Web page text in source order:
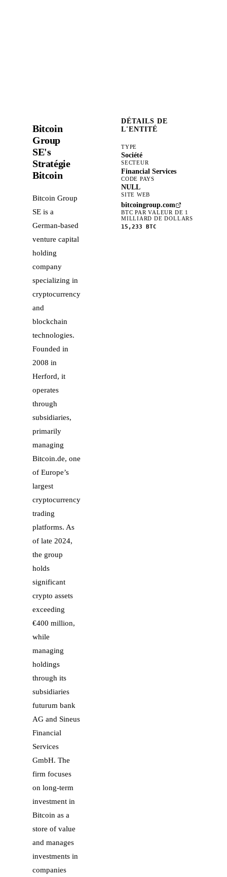
Bitcoin
Group
SE's
Stratégie
Bitcoin
Bitcoin Group
SE is a
German-based
venture capital
holding
company
specializing in
cryptocurrency
and
blockchain
technologies.
Founded in
2008 in
Herford, it
operates
through
subsidiaries,
primarily
managing
Bitcoin.de, one
of Europe’s
largest
cryptocurrency
trading
platforms. As
of late 2024,
the group
holds
significant
crypto assets
exceeding
€400 million,
while
managing
holdings
through its
subsidiaries
futurum bank
AG and Sineus
Financial
Services
GmbH. The
firm focuses
on long-term
investment in
Bitcoin as a
store of value
and manages
investments in
companies
DÉTAILS DE
L'ENTITÉ
TYPE
Société
SECTEUR
Financial Services
CODE PAYS
NULL
SITE WEB
bitcoingroup.com
BTC PAR VALEUR DE 1
MILLIARD DE DOLLARS
15,233 BTC